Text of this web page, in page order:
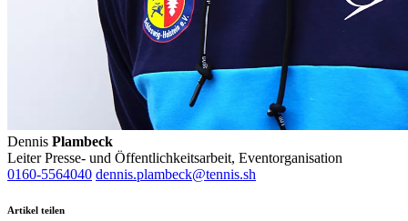
Dennis Plambeck
Leiter Presse- und Öffentlichkeitsarbeit, Eventorganisation
0160-5564040 dennis.plambeck@tennis.sh
Artikel teilen